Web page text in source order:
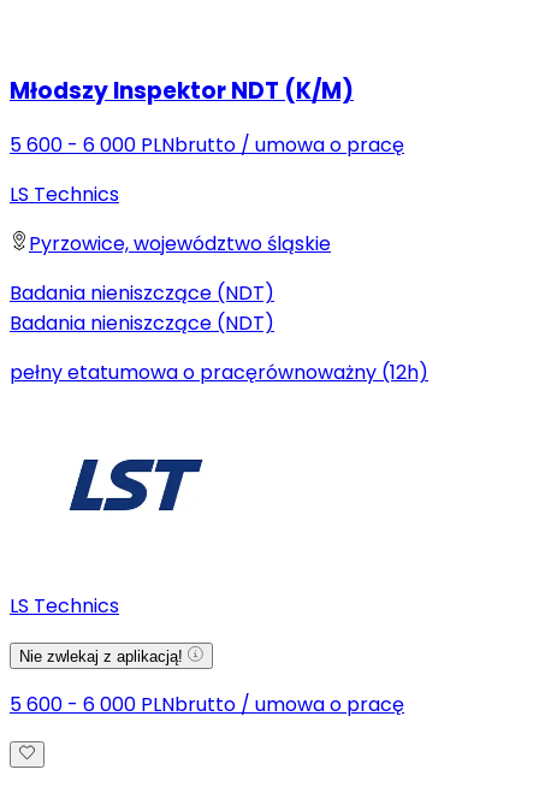
Młodszy Inspektor NDT (K/M)
5 600 - 6 000 PLNbrutto / umowa o pracę
LS Technics
Pyrzowice, województwo śląskie
Badania nieniszczące (NDT)
Badania nieniszczące (NDT)
pełny etatumowa o pracęrównoważny (12h)
LS Technics
Nie zwlekaj z aplikacją!
5 600 - 6 000 PLNbrutto / umowa o pracę